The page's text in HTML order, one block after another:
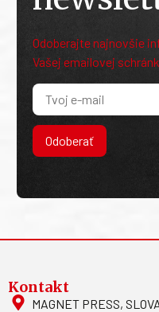
Odoberajte najnovšie
Vašej emailovej
Odoberať
Kontakt
MAGNET PRESS,